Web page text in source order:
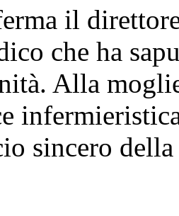
il
che ha
Alla
sincero